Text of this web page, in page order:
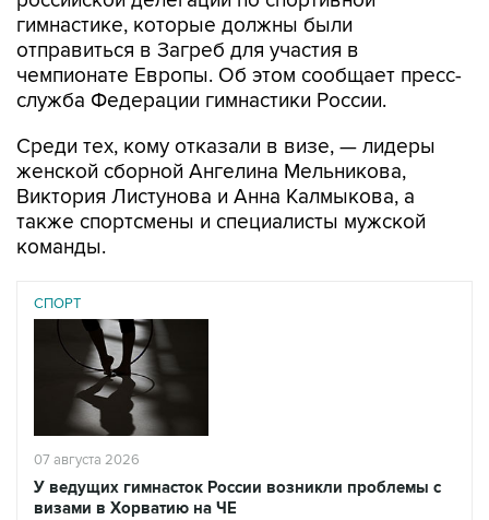
гимнастике, которые должны были
отправиться в Загреб для участия в
чемпионате Европы. Об этом сообщает пресс-
служба Федерации гимнастики России.
Среди тех, кому отказали в визе, — лидеры
женской сборной Ангелина Мельникова,
Виктория Листунова и Анна Калмыкова, а
также спортсмены и специалисты мужской
команды.
СПОРТ
07 августа 2026
У ведущих гимнасток России возникли проблемы с
визами в Хорватию на ЧЕ